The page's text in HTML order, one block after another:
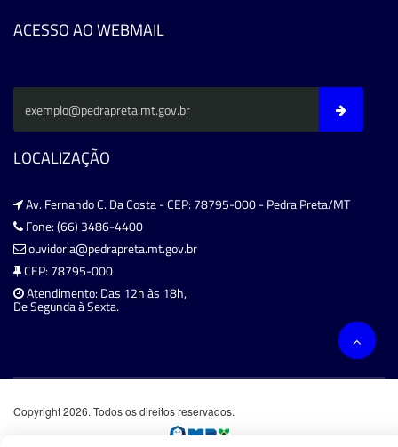
ACESSO AO WEBMAIL
LOCALIZAÇÃO
Av. Fernando C. Da Costa - CEP: 78795-000 - Pedra Preta/MT
Fone: (66) 3486-4400
ouvidoria@pedrapreta.mt.gov.br
CEP: 78795-000
Atendimento: Das 12h às 18h,
De Segunda à Sexta.
Copyright 2026. Todos os direitos reservados.